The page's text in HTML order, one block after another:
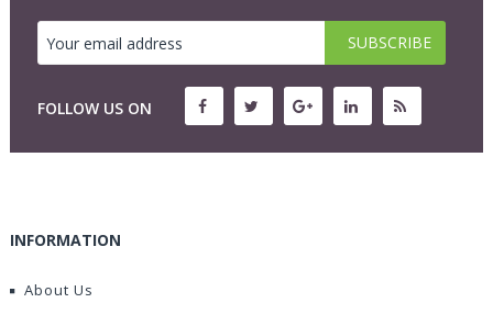
FOLLOW US ON
INFORMATION
About Us